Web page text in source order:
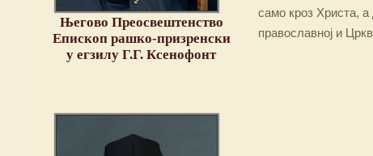
Његово Преосвештенство
Епископ рашко-призренски
у егзилу Г.Г. Ксенофонт
само кроз Христа,
православној и